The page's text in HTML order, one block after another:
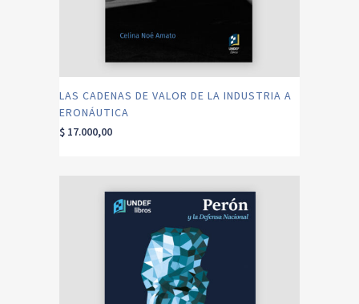
LAS CADENAS DE VALOR DE LA INDUSTRIA A
ERONÁUTICA
$ 17.000,00